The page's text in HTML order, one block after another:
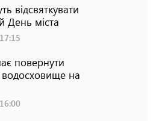
відсвяткувати
День міста
повернути
на